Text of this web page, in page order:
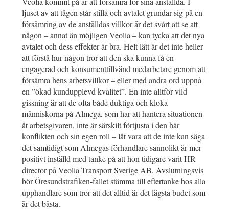
ljuset av att tågen står stilla och avtalet grundar sig på en
försämring av de anställdas villkor är det svårt att se att
någon – annat än möjligen Veolia – kan tycka att det nya
avtalet och dess effekter är bra. Helt lätt är det inte heller
att förstå hur någon tror att den ska kunna få en
engagerad och konsumenttillvänd medarbetare genom att
försämra hens arbetsvillkor – eller med andra ord uppnå
en ”ökad kundupplevd kvalitet”. En inte alltför vild
gissning är att de ofta både duktiga och kloka
människorna på Almega, som har att hantera situationen
åt arbetsgivaren, inte är särskilt förtjusta i den här
konflikten och sin egen roll – låt vara att de inte kan säga
det samtidigt som Almegas förhandlare sannolikt är mer
positivt inställd med tanke på att hon tidigare varit HR
director på Veolia Transport Sverige AB. Avslutningsvis
bör Öresundstrafiken-fallet stämma till eftertanke hos alla
upphandlare som tror att det alltid är det lägsta budet som
är det bästa.